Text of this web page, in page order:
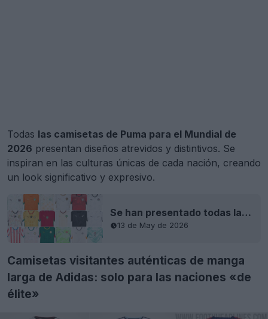
Todas las camisetas de Puma para el Mundial de
2026 presentan diseños atrevidos y distintivos. Se
inspiran en las culturas únicas de cada nación, creando
un look significativo y expresivo.
Se han presentado todas las camisetas de Puma para el Mundial de 2026
13 de May de 2026
Camisetas visitantes auténticas de manga
larga de Adidas: solo para las naciones «de
élite»